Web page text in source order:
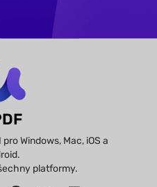
Windows, Mac, iOS a
platformy.